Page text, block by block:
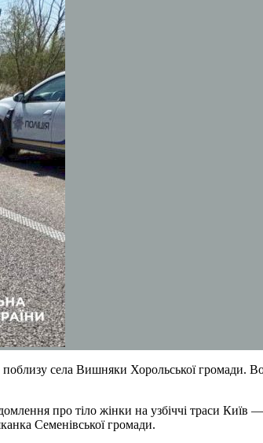
села Вишняки Хорольської громади.
про тіло жінки на узбіччі траси
Семенівської громади.